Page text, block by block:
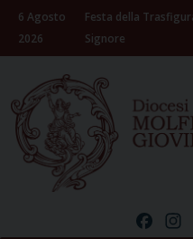
Skip
content
6 Agosto
2026
Festa della
Signore